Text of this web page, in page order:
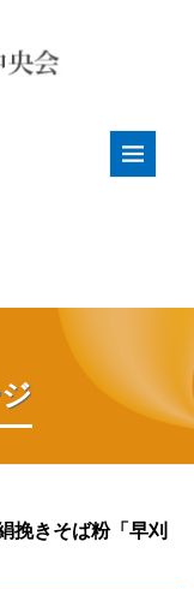
挽きそば粉「早刈